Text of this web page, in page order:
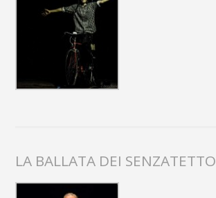
LA BALLATA DEI SENZATETTO